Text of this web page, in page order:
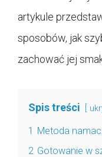
artykule
sposobów, jak
zachować jej
Spis treści
1 Metoda
2 Gotowanie w